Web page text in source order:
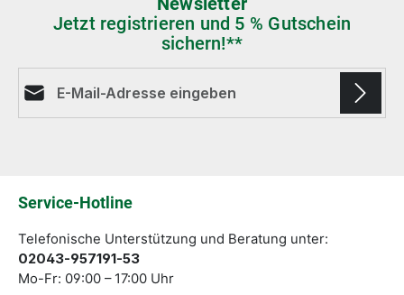
Jetzt registrieren und 5 % Gutschein
sichern!**
Service-Hotline
Telefonische Unterstützung und Beratung unter:
02043-957191-53
Mo-Fr: 09:00 – 17:00 Uhr